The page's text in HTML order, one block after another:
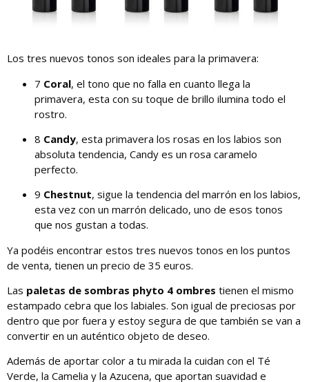
Los tres nuevos tonos son ideales para la primavera:
7 Coral, el tono que no falla en cuanto llega la
primavera, esta con su toque de brillo ilumina todo el
rostro.
8 Candy, esta primavera los rosas en los labios son
absoluta tendencia, Candy es un rosa caramelo
perfecto.
9 Chestnut, sigue la tendencia del marrón en los labios,
esta vez con un marrón delicado, uno de esos tonos
que nos gustan a todas.
Ya podéis encontrar estos tres nuevos tonos en los puntos
de venta, tienen un precio de 35 euros.
Las paletas de sombras phyto 4 ombres tienen el mismo
estampado cebra que los labiales. Son igual de preciosas por
dentro que por fuera y estoy segura de que también se van a
convertir en un auténtico objeto de deseo.
Además de aportar color a tu mirada la cuidan con el Té
Verde, la Camelia y la Azucena, que aportan suavidad e